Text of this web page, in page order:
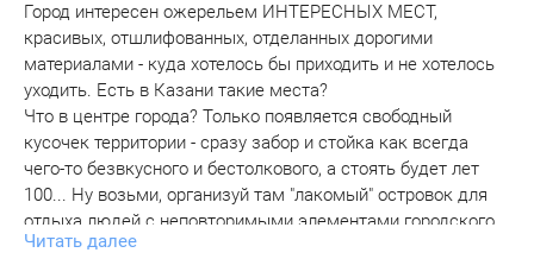
Город интересен ожерельем ИНТЕРЕСНЫХ МЕСТ,
красивых, отшлифованных, отделанных дорогими
материалами - куда хотелось бы приходить и не хотелось
уходить. Есть в Казани такие места?
Что в центре города? Только появляется свободный
кусочек территории - сразу забор и стойка как всегда
чего-то безвкусного и бестолкового, а стоять будет лет
100... Ну возьми, организуй там "лакомый" островок для
отдыха людей с неповторимыми элементами городского
дизайна, скульптурами, фонтанчиками, дорогими литыми
Читать далее